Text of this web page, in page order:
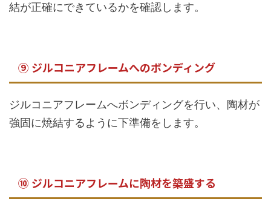
結が正確にできているかを確認します。
⑨ ジルコニアフレームへのボンディング
ジルコニアフレームへボンディングを行い、陶材が
強固に焼結するように下準備をします。
⑩ ジルコニアフレームに陶材を築盛する